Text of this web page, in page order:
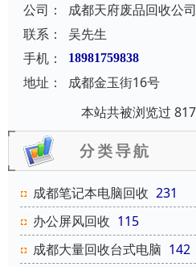
公司：
成都天府废品回收公司
联系：
吴先生
手机：
18981759838
地址：
成都金玉街16号
本站共被浏览过
成都笔记本电脑回收 231
办公屏风回收 115
成都大量回收台式电脑 142